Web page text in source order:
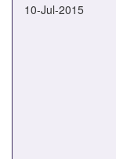
10-Jul-2015